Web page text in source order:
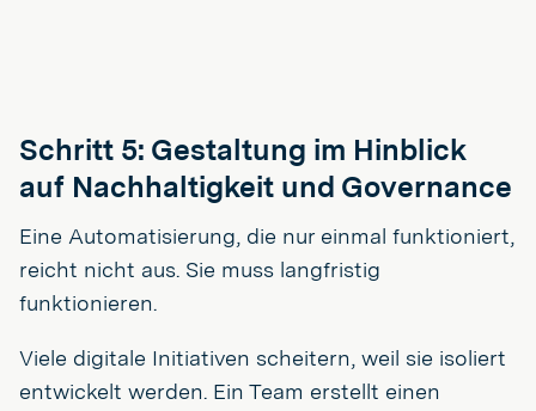
Schritt 5: Gestaltung im Hinblick
auf Nachhaltigkeit und Governance
Eine Automatisierung, die nur einmal funktioniert,
reicht nicht aus. Sie muss langfristig
funktionieren.
Viele digitale Initiativen scheitern, weil sie isoliert
entwickelt werden. Ein Team erstellt einen